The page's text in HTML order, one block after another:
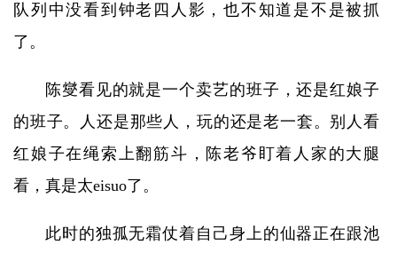
队列中没看到钟老四人影，也不知道是不是被抓
了。
陈燮看见的就是一个卖艺的班子，还是红娘子
的班子。人还是那些人，玩的还是老一套。别人看
红娘子在绳索上翻筋斗，陈老爷盯着人家的大腿
看，真是太eisuo了。
此时的独孤无霜仗着自己身上的仙器正在跟池